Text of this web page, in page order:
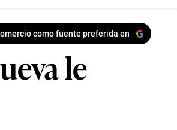
como fuente preferida en
le